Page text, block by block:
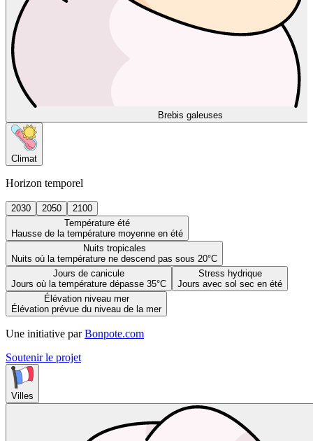
Brebis galeuses
Climat
Horizon temporel
2030 2050
2100
Température été
Hausse de la température moyenne en été
Nuits tropicales
Nuits où la température ne descend pas sous 20°C
Jours de canicule
Jours où la température dépasse 35°C
Stress hydrique
Jours avec sol sec en été
Élévation niveau mer
Élévation prévue du niveau de la mer
Une initiative par Bonpote.com
Soutenir le projet
Villes